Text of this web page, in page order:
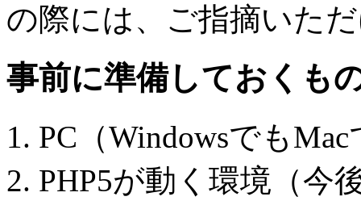
の際には、ご指摘いた
事前に準備しておくも
PC（Windowsでも
PHP5が動く環境（今